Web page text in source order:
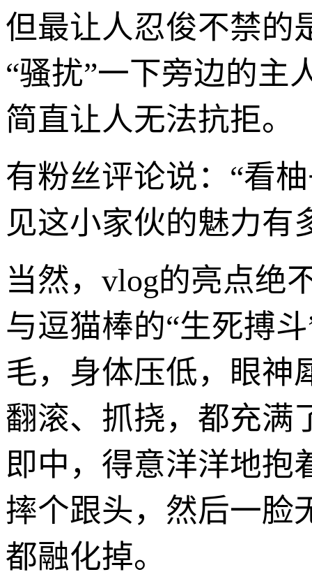
但最让人忍俊不禁的
“骚扰”一下旁边的主
简直让人无法抗拒。
有粉丝评论说：“看
见这小家伙的魅力有
当然，vlog的亮点绝
与逗猫棒的“生死搏
毛，身体压低，眼神
翻滚、抓挠，都充满
即中，得意洋洋地抱
摔个跟头，然后一脸
都融化掉。